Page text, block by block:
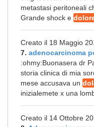
metastasi peritoneali
Grande shock e
Creato il 18 Maggio
7. adenocarcinoma
:ohmy:Buonasera dr
storia clinica di mia
mese accusava un
inizialemete x una
Creato il 14 Ottobre